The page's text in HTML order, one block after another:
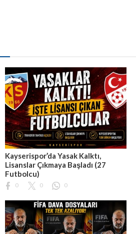
Kayserispor’da Yasak Kalktı,
Lisanslar Çıkmaya Başladı (27
Futbolcu)
0 0 0